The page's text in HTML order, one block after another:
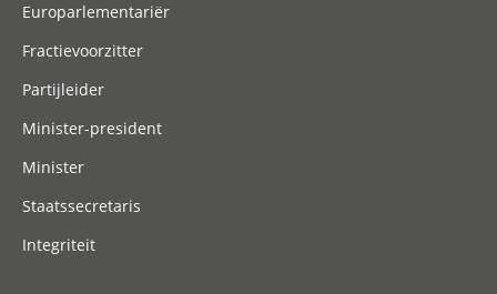
Europarlementariër
Fractievoorzitter
Partijleider
Minister-president
Minister
Staatssecretaris
Integriteit